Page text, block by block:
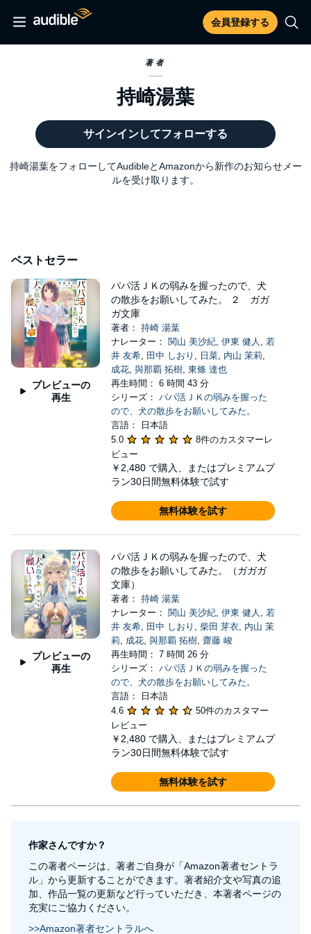
会員登録する
著者
持崎湯葉
サインインしてフォローする
持崎湯葉をフォローしてAudibleとAmazonから新作のお知らせメー
ルを受け取ります。
ベストセラー
プレビューの
再生
パパ活ＪＫの弱みを握ったので、犬
の散歩をお願いしてみた。 ２ ガガ
ガ文庫
著者： 持崎 湯葉
ナレーター： 関山 美沙紀, 伊東 健人 , 若
井 友希, 田中 しおり , 日菜, 内山 茉莉,
成花, 與那覇 拓樹, 東條 達也
再生時間： 6 時間 43 分
シリーズ： パパ活ＪＫの弱みを握った
ので、犬の散歩をお願いしてみた。
言語： 日本語
5.0
8件のカスタマーレ
ビュー
￥2,480 で購入、またはプレミアムプ
ラン30日間無料体験で試す
無料体験を試す
プレビューの
再生
パパ活ＪＫの弱みを握ったので、犬
の散歩をお願いしてみた。（ガガガ
文庫）
著者： 持崎 湯葉
ナレーター： 関山 美沙紀, 伊東 健人 , 若
井 友希, 田中 しおり , 柴田 芽衣, 内山 茉
莉, 成花, 與那覇 拓樹, 齋藤 峻
再生時間： 7 時間 26 分
シリーズ： パパ活ＪＫの弱みを握った
ので、犬の散歩をお願いしてみた。
言語： 日本語
4.6
50件のカスタマー
レビュー
￥2,480 で購入、またはプレミアムプ
ラン30日間無料体験で試す
無料体験を試す
作家さんですか？
この著者ページは、著者ご自身が「Amazon著者セントラ
ル」から更新することができます。著者紹介文や写真の追
加、作品一覧の更新など行っていただき、本著者ページの
充実にご協力ください。
>>Amazon著者セントラルへ